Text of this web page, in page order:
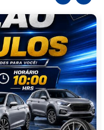
R$
Pesquisar